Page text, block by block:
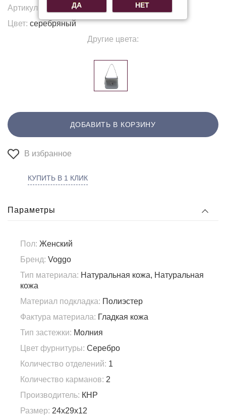
Артикул:
Цвет: серебряный
Другие цвета:
ДОБАВИТЬ В КОРЗИНУ
В избранное
КУПИТЬ В 1 КЛИК
Параметры
Пол: Женский
Бренд: Voggo
Тип материала: Натуральная кожа, Натуральная
кожа
Материал подкладка: Полиэстер
Фактура материала: Гладкая кожа
Тип застежки: Молния
Цвет фурнитуры: Серебро
Количество отделений: 1
Количество карманов: 2
Производитель: КНР
Размер: 24x29x12
ДА НЕТ